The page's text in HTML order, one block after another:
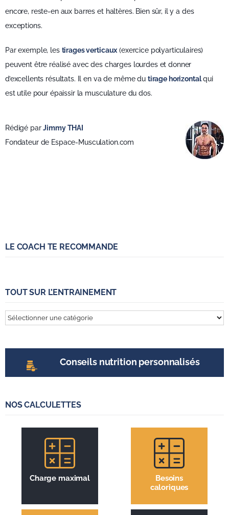
encore, reste-en aux barres et haltères. Bien sûr, il y a des
exceptions.
Par exemple, les tirages verticaux (exercice polyarticulaires)
peuvent être réalisé avec des charges lourdes et donner
d’excellents résultats. Il en va de même du tirage horizontalqui
est utile pour épaissir la musculature du dos.
Rédigé parJimmy THAI
Fondateur de Espace-Musculation.com
LE COACH TE RECOMMANDE
TOUT SUR L’ENTRAINEMENT
Tout
sur
Conseils nutrition personnalisés
NOS CALCULETTES
Charge maximal
Besoins
caloriques